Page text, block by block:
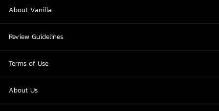
About Vanilla
Review Guidelines
Terms of Use
About Us